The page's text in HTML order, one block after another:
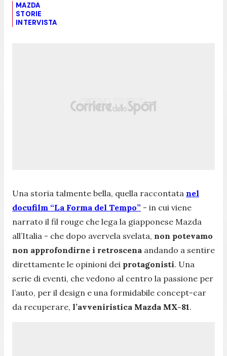
MAZDA
STORIE
INTERVISTA
Una storia talmente bella, quella raccontata nel
docufilm “La Forma del Tempo” - in cui viene
narrato il fil rouge che lega la giapponese Mazda
all’Italia - che dopo avervela svelata, non potevamo
non approfondirne i retroscena andando a sentire
direttamente le opinioni dei protagonisti. Una
serie di eventi, che vedono al centro la passione per
l’auto, per il design e una formidabile concept-car
da recuperare, l’avveniristica Mazda MX-81.